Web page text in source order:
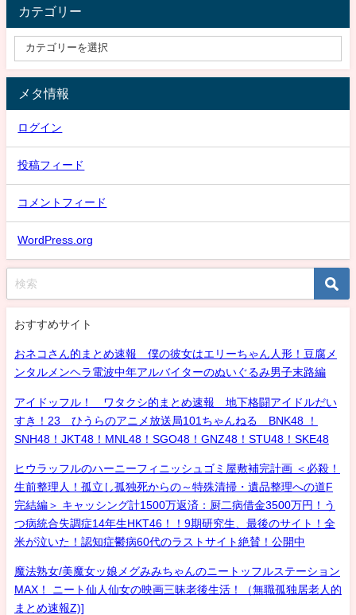
カテゴリー
メタ情報
ログイン
投稿フィード
コメントフィード
WordPress.org
おすすめサイト
おネコさん的まとめ速報 僕の彼女はエリーちゃん人形！豆腐メ
ンタルメンヘラ電波中年アルバイターのぬいぐるみ男子末路編
アイドッフル！ ワタクシ的まとめ速報 地下格闘アイドルだい
すき！23 ひうらのアニメ放送局101ちゃんねる BNK48 ！
SNH48！JKT48！MNL48！SGO48！GNZ48！STU48！SKE48
ヒウラッフルのハーニーフィニッシュゴミ屋敷補完計画 ＜必殺！
生前整理人！孤立し孤独死からの～特殊清掃・遺品整理への道F
完結編＞ キャッシング計1500万返済：厨二病借金3500万円！う
つ病統合失調症14年生HKT46！！9期研究生、最後のサイト！全
米が泣いた！認知症鬱病60代のラストサイト絶賛！公開中
魔法熟女/美魔女ッ娘メグみみちゃんのニートッフルステーション
MAX！ ニート仙人仙女の映画三昧老後生活！（無職孤独居老人的
まとめ速報Z)]